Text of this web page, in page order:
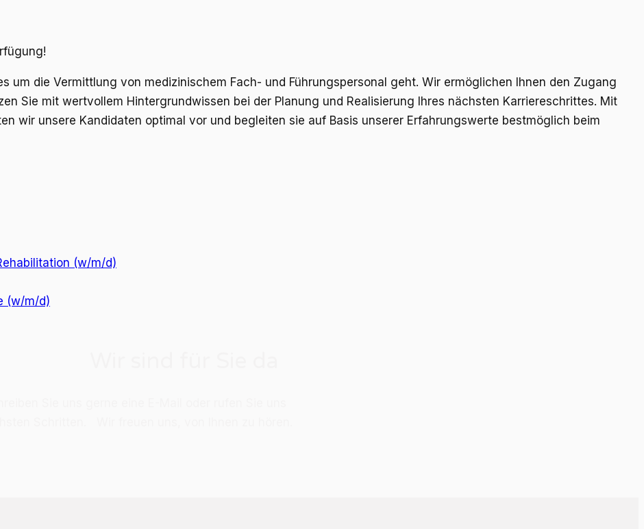
um die Vermittlung von medizinischem Fach- und Führungspersonal geht. Wir ermöglichen Ihnen den Zugang
Sie mit wertvollem Hintergrundwissen bei der Planung und Realisierung Ihres nächsten Karriereschrittes. Mit
wir unsere Kandidaten optimal vor und begleiten sie auf Basis unserer Erfahrungswerte bestmöglich beim
(w/m/d)
(w/m/d)